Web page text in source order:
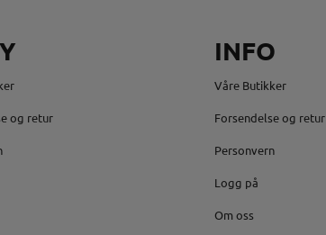
og retur
INFO
Våre Butikker
Forsendelse og retur
Personvern
Logg på
Om oss